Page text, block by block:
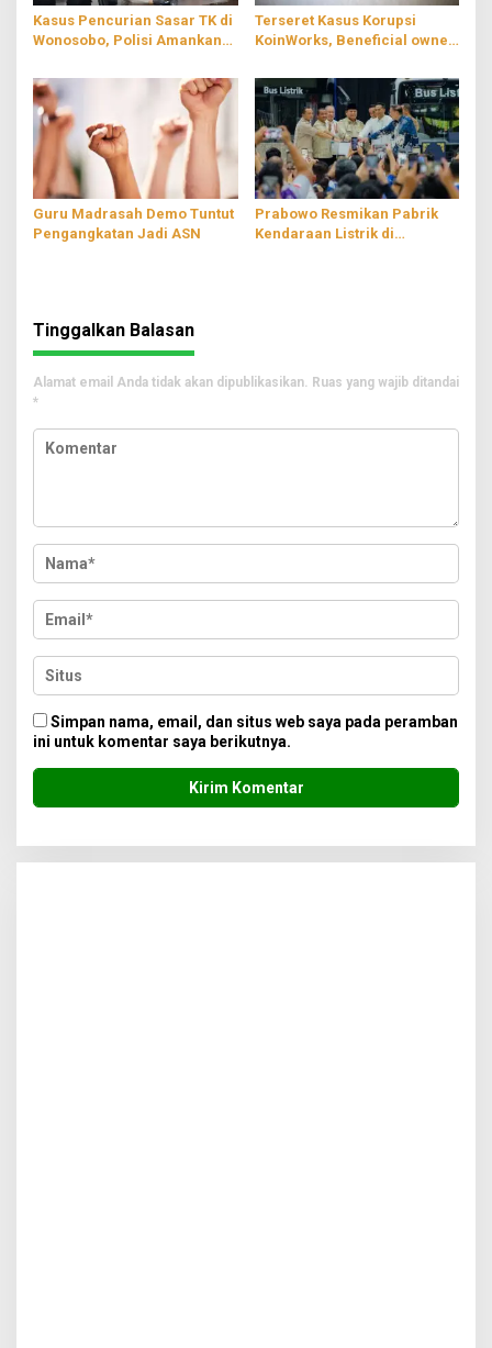
Kasus Pencurian Sasar TK di
Wonosobo, Polisi Amankan
Terseret Kasus Korupsi
KoinWorks, Beneficial owner
Guru Madrasah Demo Tuntut
Pengangkatan Jadi ASN
Prabowo Resmikan Pabrik
Kendaraan Listrik di
Tinggalkan Balasan
Alamat email Anda tidak akan dipublikasikan. Ruas yang wajib ditandai
*
Simpan nama, email, dan situs web saya pada peramban
ini untuk komentar saya berikutnya.